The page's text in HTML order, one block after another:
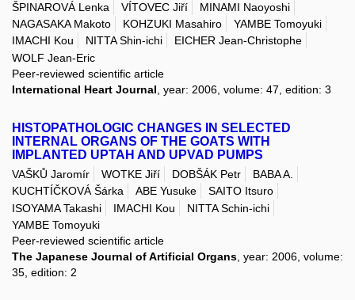
ŠPINAROVÁ Lenka
VÍTOVEC Jiří
MINAMI Naoyoshi
NAGASAKA Makoto
KOHZUKI Masahiro
YAMBE Tomoyuki
IMACHI Kou
NITTA Shin-ichi
EICHER Jean-Christophe
WOLF Jean-Eric
Peer-reviewed scientific article
International Heart Journal , year: 2006, volume: 47, edition: 3
HISTOPATHOLOGIC CHANGES IN SELECTED
INTERNAL ORGANS OF THE GOATS WITH
IMPLANTED UPTAH AND UPVAD PUMPS
VAŠKŮ Jaromír WOTKE Jiří DOBŠÁK Petr
BABA A.
KUCHTÍČKOVÁ Šárka
ABE Yusuke
SAITO Itsuro
ISOYAMA Takashi
IMACHI Kou
NITTA Schin-ichi
YAMBE Tomoyuki
Peer-reviewed scientific article
The Japanese Journal of Artificial Organs , year: 2006, volume:
35, edition: 2